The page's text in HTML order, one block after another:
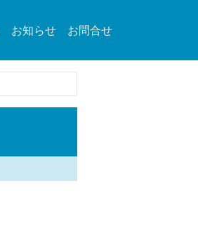
お知らせ お問合せ